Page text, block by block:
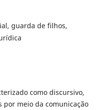
guarda de filhos,
como discursivo,
por meio da comunicação